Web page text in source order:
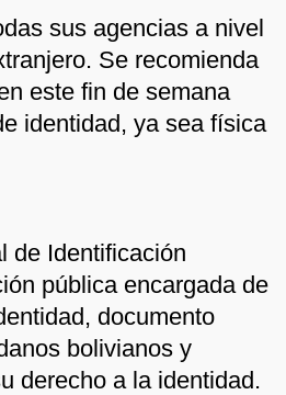
sus agencias a nivel
Se recomienda
este fin de semana
identidad, ya sea física
de Identificación
pública encargada de
documento
bolivianos y
derecho a la identidad.